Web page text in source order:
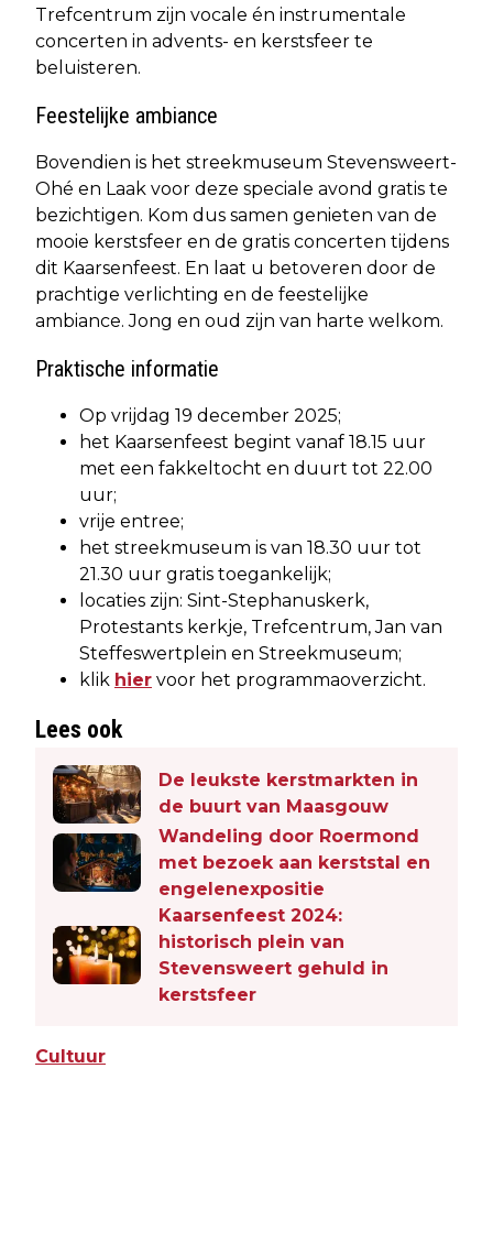
Trefcentrum zijn vocale én instrumentale
concerten in advents- en kerstsfeer te
beluisteren.
Feestelijke ambiance
Bovendien is het streekmuseum Stevensweert-
Ohé en Laak voor deze speciale avond gratis te
bezichtigen. Kom dus samen genieten van de
mooie kerstsfeer en de gratis concerten tijdens
dit Kaarsenfeest. En laat u betoveren door de
prachtige verlichting en de feestelijke
ambiance. Jong en oud zijn van harte welkom.
Praktische informatie
Op vrijdag 19 december 2025;
het Kaarsenfeest begint vanaf 18.15 uur
met een fakkeltocht en duurt tot 22.00
uur;
vrije entree;
het streekmuseum is van 18.30 uur tot
21.30 uur gratis toegankelijk;
locaties zijn: Sint-Stephanuskerk,
Protestants kerkje, Trefcentrum, Jan van
Steffeswertplein en Streekmuseum;
klik hier voor het programmaoverzicht.
Lees ook
De leukste kerstmarkten in
de buurt van Maasgouw
Wandeling door Roermond
met bezoek aan kerststal en
engelenexpositie
Kaarsenfeest 2024:
historisch plein van
Stevensweert gehuld in
kerstsfeer
Cultuur